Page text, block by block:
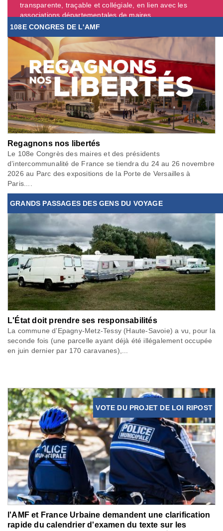
transparente, traçable et collégiale, en lien avec les
associations départementales de maires. ...
108E CONGRES DE L'AMF
Regagnons nos libertés
Le 108e Congrès des maires et des présidents
d’intercommunalité de France se tiendra du 24 au 26 novembre
2026 au Parc des expositions de la Porte de Versailles à
Paris....
GRANDS PASSAGES DES GENS DU VOYAGE
L'État doit prendre ses responsabilités
La commune d’Epagny-Metz-Tessy (Haute-Savoie) a vu, pour la
seconde fois (une parcelle ayant déjà été illégalement occupée
en juin dernier par 170 caravanes),...
VOTE DU PROJET DE LOI RIPOST
l'AMF et France Urbaine demandent une clarification
rapide du calendrier d'examen du texte sur les